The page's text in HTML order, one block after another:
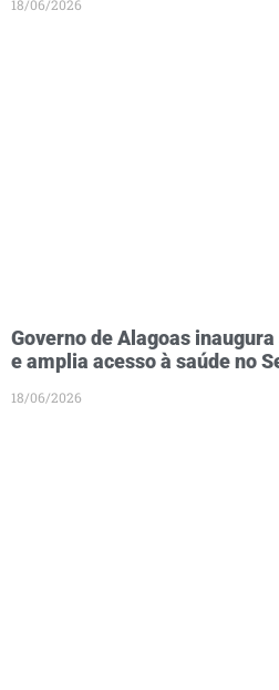
18/06/2026
Governo de Alagoas
e amplia acesso à saúde no
18/06/2026